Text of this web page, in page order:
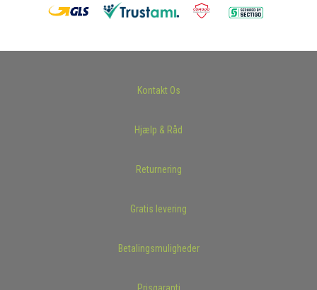
Kontakt Os
Hjælp & Råd
Returnering
Gratis levering
Betalingsmuligheder